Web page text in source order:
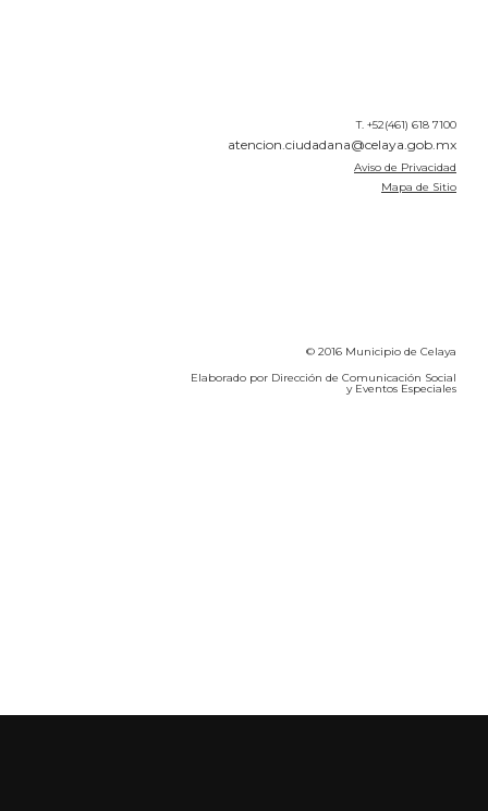
T. +52(461) 618 7100
atencion.ciudadana@celaya.gob.mx
Aviso de Privacidad
Mapa de Sitio
© 2016 Municipio de Celaya
Elaborado por Dirección de Comunicación Social
y Eventos Especiales